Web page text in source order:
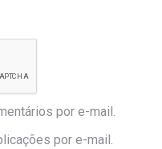
por e-mail.
por e-mail.